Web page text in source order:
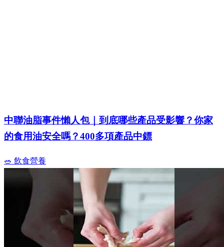
中聯油脂事件懶人包｜到底哪些產品受影響？你家
的食用油安全嗎？400多項產品中鏢
🥗 飲食營養